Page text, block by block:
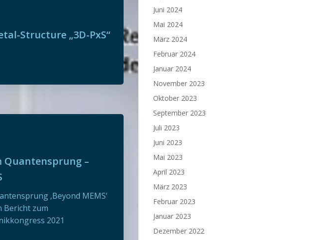
Structure „3D-PxS“
Quantensprung –
‚Beyond MEMS‘
Bericht zum
2021
Juni 2024
Mai 2024
März 2024
Februar 2024
Januar 2024
November 2023
Oktober 2023
September 2023
Juli 2023
Juni 2023
Mai 2023
April 2023
März 2023
Februar 2023
Januar 2023
Dezember 2022